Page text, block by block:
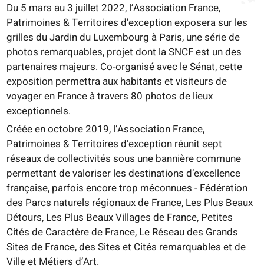
Du 5 mars au 3 juillet 2022, l’Association France,
Patrimoines & Territoires d’exception exposera sur les
grilles du Jardin du Luxembourg à Paris, une série de
photos remarquables, projet dont la SNCF est un des
partenaires majeurs. Co-organisé avec le Sénat, cette
exposition permettra aux habitants et visiteurs de
voyager en France à travers 80 photos de lieux
exceptionnels.
Créée en octobre 2019, l’Association France,
Patrimoines & Territoires d’exception réunit sept
réseaux de collectivités sous une bannière commune
permettant de valoriser les destinations d’excellence
française, parfois encore trop méconnues - Fédération
des Parcs naturels régionaux de France, Les Plus Beaux
Détours, Les Plus Beaux Villages de France, Petites
Cités de Caractère de France, Le Réseau des Grands
Sites de France, des Sites et Cités remarquables et de
Ville et Métiers d’Art.